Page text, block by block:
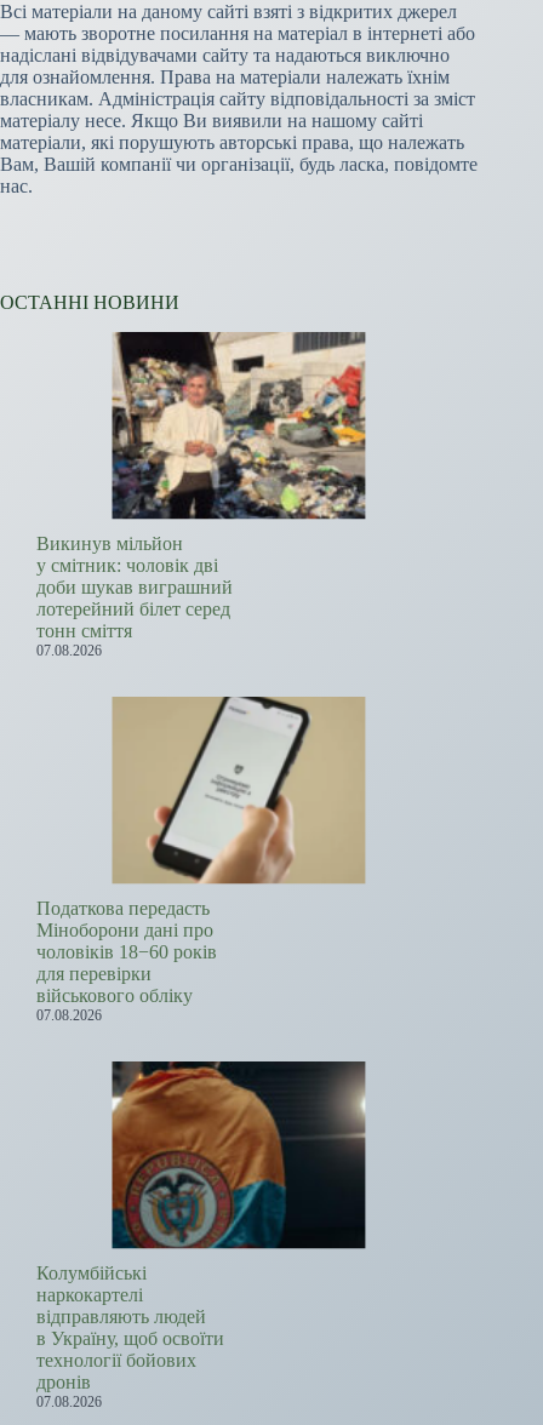
Всі матеріали на даному сайті взяті з відкритих джерел
— мають зворотне посилання на матеріал в інтернеті або
надіслані відвідувачами сайту та надаються виключно
для ознайомлення. Права на матеріали належать їхнім
власникам. Адміністрація сайту відповідальності за зміст
матеріалу несе. Якщо Ви виявили на нашому сайті
матеріали, які порушують авторські права, що належать
Вам, Вашій компанії чи організації, будь ласка, повідомте
нас.
ОСТАННІ НОВИНИ
Викинув мільйон
у смітник: чоловік дві
доби шукав виграшний
лотерейний білет серед
тонн сміття
07.08.2026
Податкова передасть
Міноборони дані про
чоловіків 18−60 років
для перевірки
військового обліку
07.08.2026
Колумбійські
наркокартелі
відправляють людей
в Україну, щоб освоїти
технології бойових
дронів
07.08.2026